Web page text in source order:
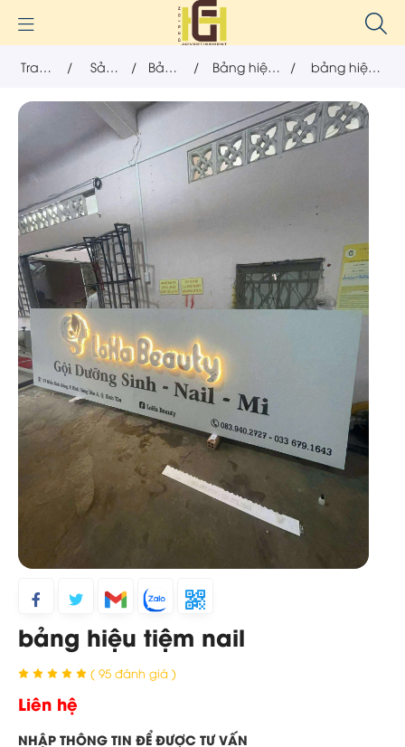
Trang
chủ
/
Sản
phẩm
/
Bảng
hiệu
/
Bảng hiệu
chữ nổi
/
bảng hiệu
tiệm nail
bảng hiệu tiệm nail
( 95 đánh giá )
Liên hệ
NHẬP THÔNG TIN ĐỂ ĐƯỢC TƯ VẤN